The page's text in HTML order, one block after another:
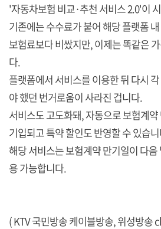
'자동차보험 비교·추천 서비스 2.0'이
기존에는 수수료가 붙어 해당 플랫폼
보험료보다 비쌌지만, 이제는 똑같은
다.
플랫폼에서 서비스를 이용한 뒤 다시
야 했던 번거로움이 사라진 겁니다.
서비스도 고도화돼, 자동으로 보험계
기입되고 특약 할인도 반영할 수 있습
해당 서비스는 보험계약 만기일이 다
용 가능합니다.
( KTV 국민방송 케이블방송, 위성방송